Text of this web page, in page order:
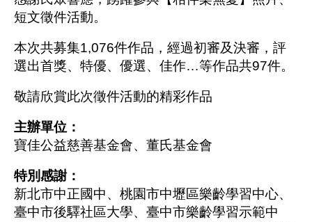
短文徵件活動。
本次共募集1,076件作品，經過初審及決審，評
選出首獎、特優、優選、佳作…等作品共97件。
敬請欣賞此次徵件活動的精彩作品
主辦單位：
寶佳公益慈善基金會、董氏基金會
特別感謝：
新北市中正國中、桃園市中壢區樂齡學習中心、
臺中市後驛社區大學、臺中市樂齡學習示範中